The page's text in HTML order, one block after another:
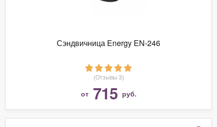
Сэндвичница Energy EN-246
(Отзывы 3)
от 715 руб.